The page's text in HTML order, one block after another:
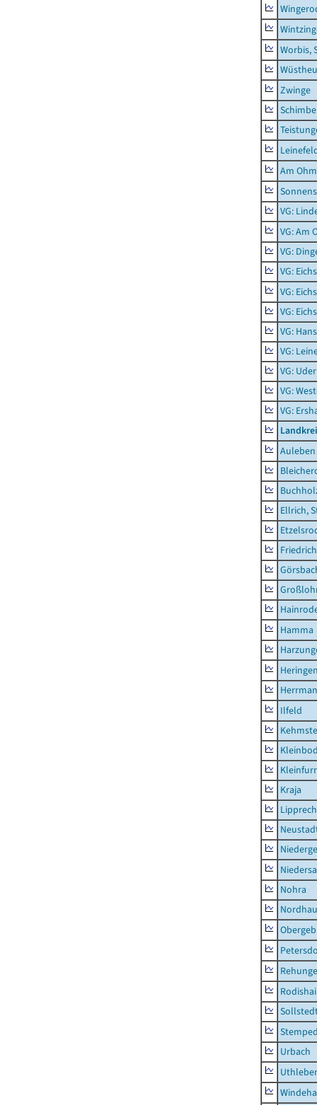
Worbis,
Zwinge
Am
VG:
VG: Am
VG:
VG:
VG:
VG:
VG:
VG:
VG: Uder
VG:
VG:
Auleben
Ellrich,
Hamma
Ilfeld
Kraja
Nohra
Urbach